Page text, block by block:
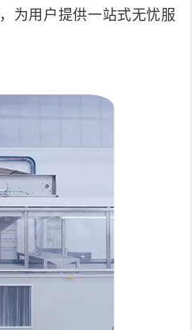
为用户提供一站式无忧服